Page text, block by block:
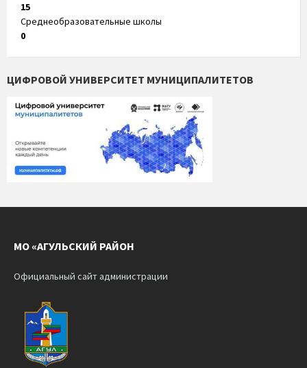
15
Среднеобразовательные школы
0
ЦИФРОВОЙ УНИВЕРСИТЕТ МУНИЦИПАЛИТЕТОВ
МО «АГУЛЬСКИЙ РАЙОН
Официальный сайт администрации